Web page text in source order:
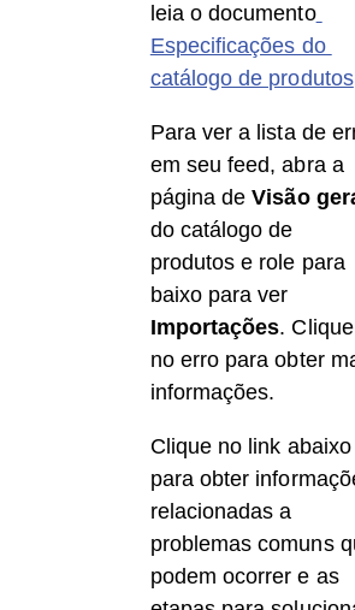
leia o documento
Especificações do
catálogo de produtos
Para ver a lista de
em seu feed, abra a
página de Visão
do catálogo de
produtos e role para
baixo para ver
Importações. Clique
no erro para obter
informações.
Clique no link abaixo
para obter
relacionadas a
problemas comuns
podem ocorrer e as